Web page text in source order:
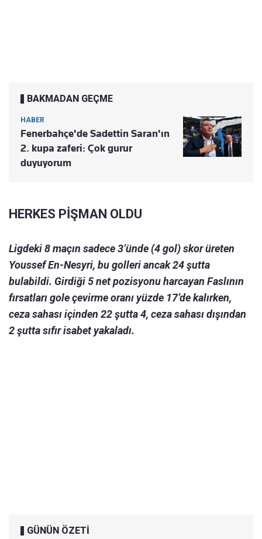
BAKMADAN GEÇME
HABER
Fenerbahçe'de Sadettin Saran'ın
2. kupa zaferi: Çok gurur
duyuyorum
HERKES PİŞMAN OLDU
Ligdeki 8 maçın sadece 3’ünde (4 gol) skor üreten
Youssef En-Nesyri, bu golleri ancak 24 şutta
bulabildi. Girdiği 5 net pozisyonu harcayan Faslının
fırsatları gole çevirme oranı yüzde 17’de kalırken,
ceza sahası içinden 22 şutta 4, ceza sahası dışından
2 şutta sıfır isabet yakaladı.
GÜNÜN ÖZETİ